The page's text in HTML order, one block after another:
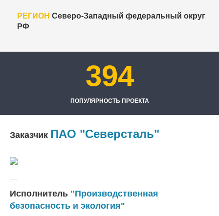
РЕГИОН Северо-Западный федеральный округ
РФ
394
ПОПУЛЯРНОСТЬ ПРОЕКТА
Заказчик ПАО "Северсталь"
Исполнитель "Производственная
безопасность и экология"